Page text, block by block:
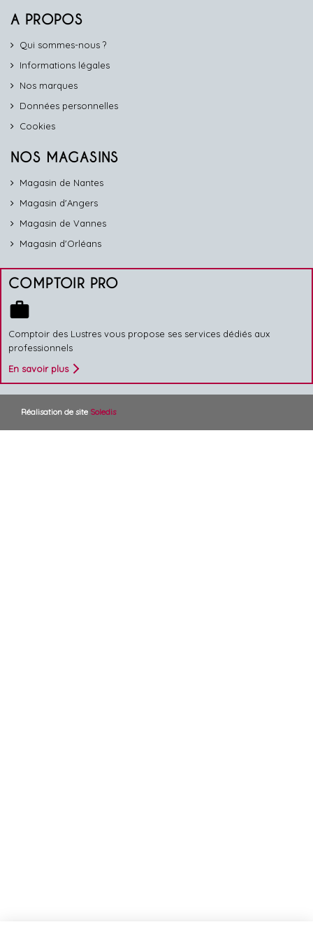
A PROPOS
Qui sommes-nous ?
Informations légales
Nos marques
Données personnelles
Cookies
NOS MAGASINS
Magasin de Nantes
Magasin d'Angers
Magasin de Vannes
Magasin d'Orléans
COMPTOIR PRO
work
Comptoir des Lustres vous propose ses services dédiés aux
professionnels
En savoir plus
Réalisation de site Soledis